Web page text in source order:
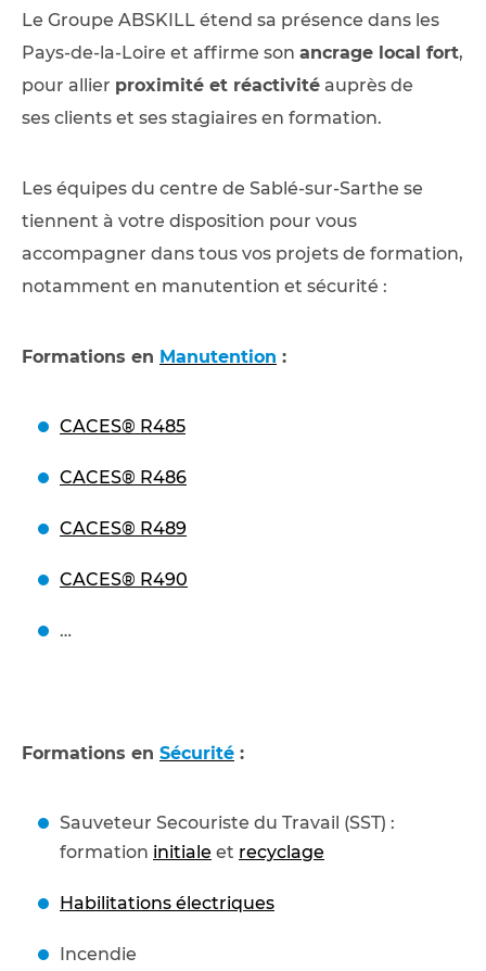
Le Groupe ABSKILL étend sa présence dans les
Pays-de-la-Loire et affirme son ancrage local fort,
pour allier proximité et réactivité auprès de
ses clients et ses stagiaires en formation.
Les équipes du centre de Sablé-sur-Sarthe se
tiennent à votre disposition pour vous
accompagner dans tous vos projets de formation,
notamment en manutention et sécurité :
Formations en Manutention :
CACES® R485
CACES® R486
CACES® R489
CACES® R490
…
Formations en Sécurité :
Sauveteur Secouriste du Travail (SST) :
formation initiale et recyclage
Habilitations électriques
Incendie